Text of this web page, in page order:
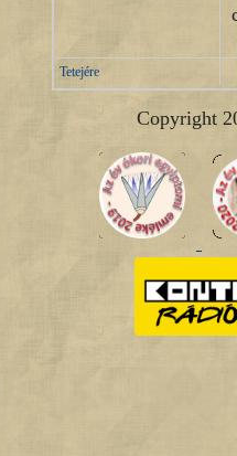
Tetejére
Copyright